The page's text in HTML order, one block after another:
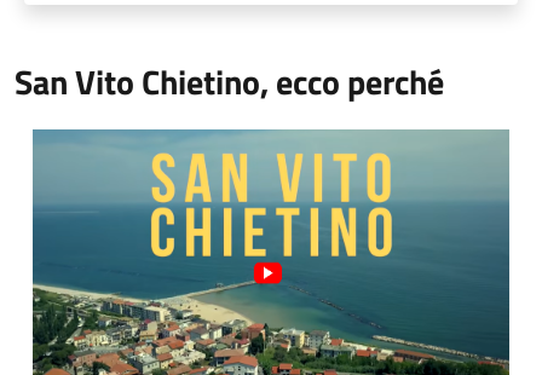
San Vito Chietino, ecco perché
Video Comune di San Vito Chietino